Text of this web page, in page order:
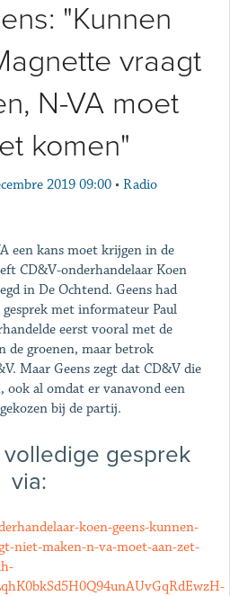
"Kunnen
vraagt
N-VA moet
komen"
2019 09:00 • Radio
een kans moet krijgen in de
CD&V-onderhandelaar Koen
in De Ochtend. Geens had
met informateur Paul
eerst vooral met de
de groenen, maar betrok
Maar Geens zegt dat CD&V die
al omdat er vanavond een
bij de partij.
gesprek
via:
koen-geens-kunnen-
niet-maken-n-va-moet-aan-zet-